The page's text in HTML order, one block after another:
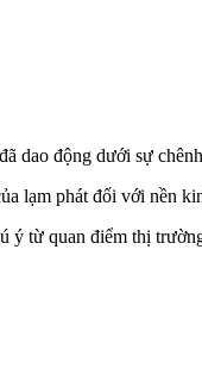
đã dao động dưới sự
lạm phátđối với nền
từ quan điểm thị